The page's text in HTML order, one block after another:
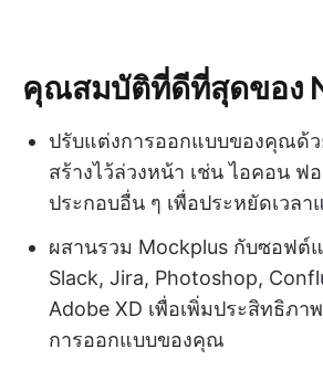
คุณสมบัติที่ดีที่สุดของ
ปรับแต่งการออกแบบของคุณด้
สร้างไว้ล่วงหน้า เช่น ไอคอน ฟ
ประกอบอื่น ๆ เพื่อประหยัดเวลา
ผสานรวม Mockplus กับซอฟต์
Slack, Jira, Photoshop,
Adobe XD เพื่อเพิ่มประสิทธิภา
การออกแบบของคุณ